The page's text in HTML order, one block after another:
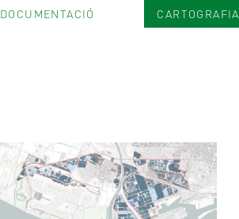
DOCUMENTACIÓ CARTOGRAFIA